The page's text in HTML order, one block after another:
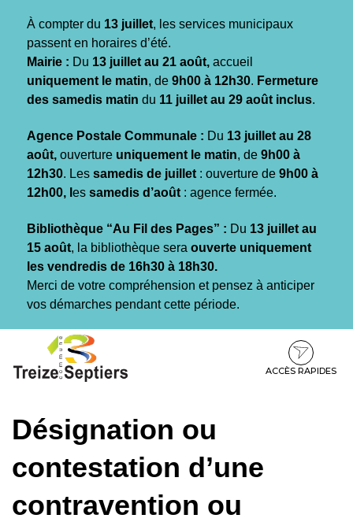
À compter du 13 juillet, les services municipaux
passent en horaires d’été.
Mairie : Du 13 juillet au 21 août, accueil
uniquement le matin, de 9h00 à 12h30. Fermeture
des samedis matin du 11 juillet au 29 août inclus.
Agence Postale Communale : Du 13 juillet au 28
août, ouverture uniquement le matin, de 9h00 à
12h30. Les samedis de juillet : ouverture de 9h00 à
12h00, l es samedis d’août : agence fermée.
Bibliothèque “Au Fil des Pages” : Du 13 juillet au
15 août, la bibliothèque sera ouverte uniquement
les vendredis de 16h30 à 18h30.
Merci de votre compréhension et pensez à anticiper
vos démarches pendant cette période.
contenu
pied
ACCÈS RAPIDES
Désignation ou
contestation d’une
contravention ou